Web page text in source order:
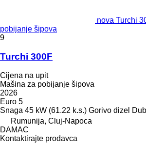
nova Turchi
pobijanje šipova
9
Turchi 300F
Cijena na upit
Mašina za pobijanje šipova
2026
Euro 5
Snaga 45 kW (61.22 k.s.) Gorivo dizel
Rumunija, Cluj-Napoca
DAMAC
Kontaktirajte prodavca